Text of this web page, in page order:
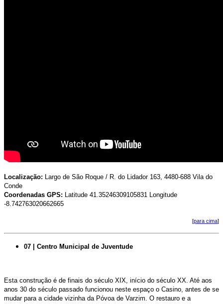
Localização: Largo de São Roque / R. do Lidador 163, 4480-688 Vila do
Conde
Coordenadas GPS: Latitude 41.35246309105831 Longitude
-8.742763020662665
[para cima]
07 | Centro Municipal de Juventude
Esta construção é de finais do século XIX, início do século XX. Até aos
anos 30 do século passado funcionou neste espaço o Casino, antes de se
mudar para a cidade vizinha da Póvoa de Varzim. O restauro e a